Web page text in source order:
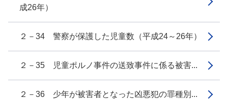
成26年）
２－34 警察が保護した児童数（平成24～26年）
２－35 児童ポルノ事件の送致事件に係る被害...
２－36 少年が被害者となった凶悪犯の罪種別...